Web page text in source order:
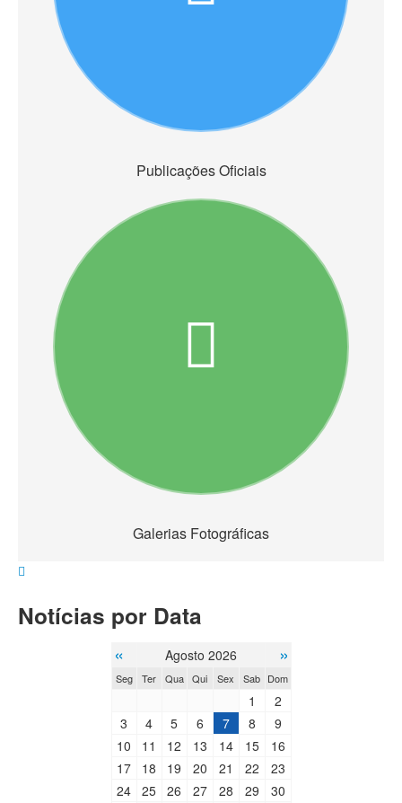
Publicações Oficiais
Galerias Fotográficas
Notícias por Data
« Agosto 2026 »
Seg Ter Qua Qui Sex Sab Dom
1
2
3
4 5 6 7 8
9
10
11 12 13 14 15
16
17
18 19 20 21 22
23
24 25 26 27 28 29
30